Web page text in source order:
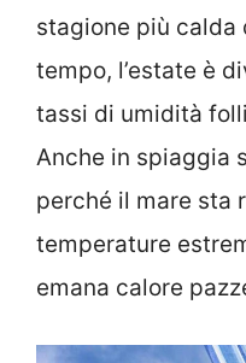
stagione più calda
tempo, l’estate è
tassi di umidità
Anche in spiaggia
perché il mare sta
temperature
emana calore